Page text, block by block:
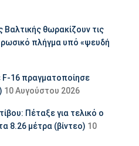
Βαλτικής θωρακίζουν τις
πλήγμα υπό «ψευδή
16 πραγματοποίησε
10 Αυγούστου 2026
Πέταξε για τελικό ο
8.26 μέτρα (βίντεο) 10